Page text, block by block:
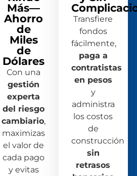
Más—
Ahorro
de
Miles
de
Dólares
Con una
gestión
experta
del riesgo
cambiario,
maximizas
el valor de
cada pago
y evitas
Transfiere
fondos
fácilmente,
paga a
contratistas
en pesos
y
administra
los costos
de
construcción
sin
retrasos